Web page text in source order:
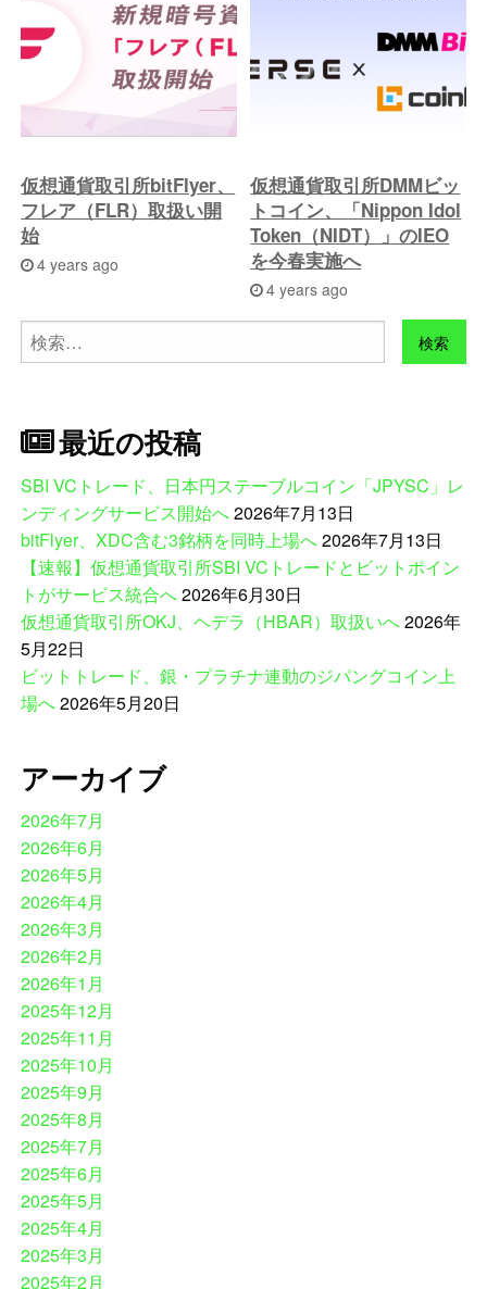
仮想通貨取引所bitFlyer、
フレア（FLR）取扱い開
始
4 years ago
仮想通貨取引所DMMビッ
トコイン、「Nippon Idol
Token（NIDT）」のIEO
を今春実施へ
4 years ago
検
索:
最近の投稿
SBI VCトレード、日本円ステーブルコイン「JPYSC」レ
ンディングサービス開始へ2026年7月13日
bitFlyer、XDC含む3銘柄を同時上場へ2026年7月13日
【速報】仮想通貨取引所SBI VCトレードとビットポイン
トがサービス統合へ2026年6月30日
仮想通貨取引所OKJ、ヘデラ（HBAR）取扱いへ2026年
5月22日
ビットトレード、銀・プラチナ連動のジパングコイン上
場へ2026年5月20日
アーカイブ
2026年7月
2026年6月
2026年5月
2026年4月
2026年3月
2026年2月
2026年1月
2025年12月
2025年11月
2025年10月
2025年9月
2025年8月
2025年7月
2025年6月
2025年5月
2025年4月
2025年3月
2025年2月